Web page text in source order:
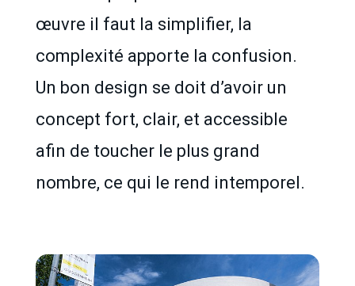
œuvre il faut la simplifier, la
complexité apporte la confusion.
Un bon design se doit d’avoir un
concept fort, clair, et accessible
afin de toucher le plus grand
nombre, ce qui le rend intemporel.